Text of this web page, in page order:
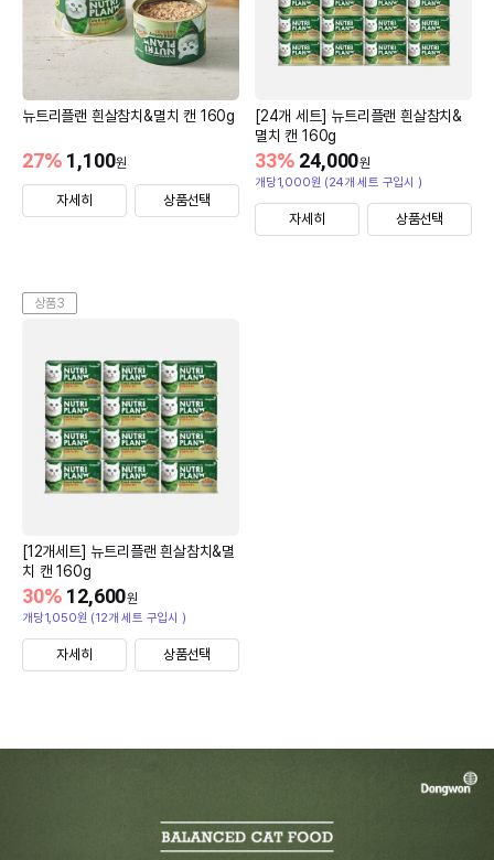
뉴트리플랜 흰살참치&멸치 캔 160g
1,100원
27%
자세히 상품선택
[24개 세트] 뉴트리플랜 흰살참치&
멸치 캔 160g
24,000원
33%
개당1,000원 (24개 세트 구입시 )
자세히 상품선택
상품3
[12개세트] 뉴트리플랜 흰살참치&멸
치 캔 160g
12,600원
30%
개당1,050원 (12개 세트 구입시 )
자세히 상품선택